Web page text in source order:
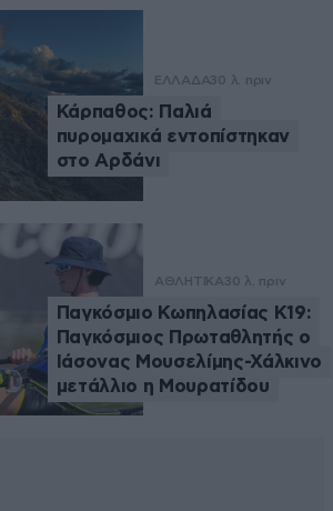
ΕΛΛΑΔΑ30 λ. πριν
Κάρπαθος: Παλιά
πυρομαχικά εντοπίστηκαν
στο Αρδάνι
ΑΘΛΗΤΙΚΑ30 λ. πριν
Παγκόσμιο Κωπηλασίας Κ19:
Παγκόσμιος Πρωταθλητής ο
Ιάσονας Μουσελίμης-Χάλκινο
μετάλλιο η Μουρατίδου